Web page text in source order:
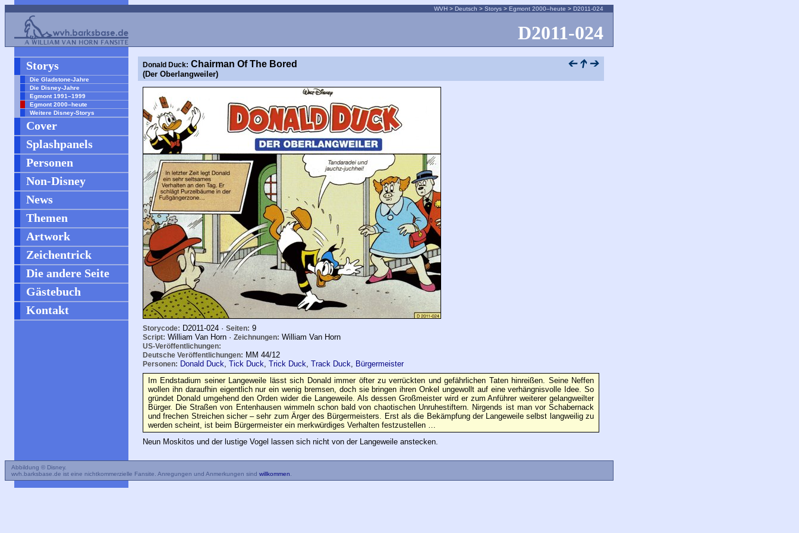
WVH > Deutsch > Storys > Egmont 2000–heute > D2011-024
D2011-024
Storys
Die Gladstone-Jahre
Die Disney-Jahre
Egmont 1991–1999
Egmont 2000–heute
Weitere Disney-Storys
Cover
Splashpanels
Personen
Non-Disney
News
Themen
Artwork
Zeichentrick
Die andere Seite
Gästebuch
Kontakt
Donald Duck: Chairman Of The Bored
(Der Oberlangweiler)
Storycode: D2011-024 · Seiten: 9
Script: William Van Horn · Zeichnungen: William Van Horn
US-Veröffentlichungen:
Deutsche Veröffentlichungen: MM 44/12
Personen: Donald Duck Tick Duck Trick Duck Track Duck
Bürgermeister
Im Endstadium seiner Langeweile lässt sich Donald immer öfter zu verrückten und gefährlichen Taten hinreißen. Seine Neffen
wollen ihn daraufhin eigentlich nur ein wenig bremsen, doch sie bringen ihren Onkel ungewollt auf eine verhängnisvolle Idee. So
gründet Donald umgehend den Orden wider die Langeweile. Als dessen Großmeister wird er zum Anführer weiterer gelangweilter
Bürger. Die Straßen von Entenhausen wimmeln schon bald von chaotischen Unruhestiftern. Nirgends ist man vor Schabernack
und frechen Streichen sicher – sehr zum Ärger des Bürgermeisters. Erst als die Bekämpfung der Langeweile selbst langweilig zu
werden scheint, ist beim Bürgermeister ein merkwürdiges Verhalten festzustellen …
Neun Moskitos und der lustige Vogel lassen sich nicht von der Langeweile anstecken.
Abbildung © Disney.
wvh.barksbase.de ist eine nichtkommerzielle Fansite. Anregungen und Anmerkungen sind willkommen